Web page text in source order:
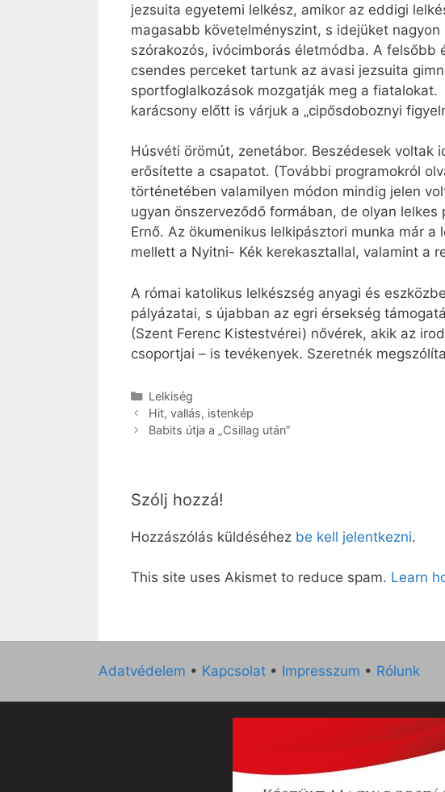
jezsuita egyetemi lelkész, amikor az eddigi
magasabb követelményszint, s idejüket
szórakozós, ivócimborás életmódba. A
csendes perceket tartunk az avasi jezsuita
sportfoglalkozások mozgatják meg a
karácsony előtt is várjuk a „cipősdoboznyi
Húsvéti örömút, zenetábor. Beszédesek voltak
erősítette a csapatot. (További programokról
történetében valamilyen módon mindig jelen
ugyan önszerveződő formában, de olyan
Ernő. Az ökumenikus lelkipásztori munka már
mellett a Nyitni- Kék kerekasztallal, valamint a
A római katolikus lelkészség anyagi és
pályázatai, s újabban az egri érsekség
(Szent Ferenc Kistestvérei) nővérek, akik az
csoportjai – is tevékenyek. Szeretnék
Kategória
Lelkiség
Hit, vallás, istenkép
Babits útja a „Csillag után”
Szólj hozzá!
Hozzászólás küldéséhez be kell jelentkezni.
This site uses Akismet to reduce spam. Learn
Adatvédelem • Kapcsolat • Impresszum • Rólunk